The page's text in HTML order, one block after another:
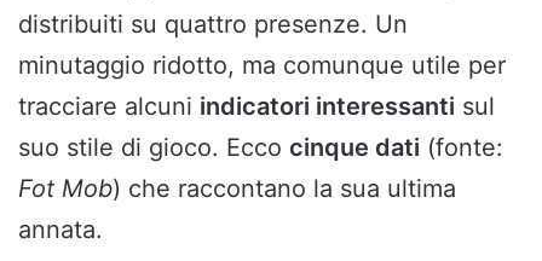
distribuiti su quattro presenze. Un
minutaggio ridotto, ma comunque utile per
tracciare alcuni indicatori interessanti sul
suo stile di gioco. Ecco cinque dati (fonte:
Fot Mob) che raccontano la sua ultima
annata.